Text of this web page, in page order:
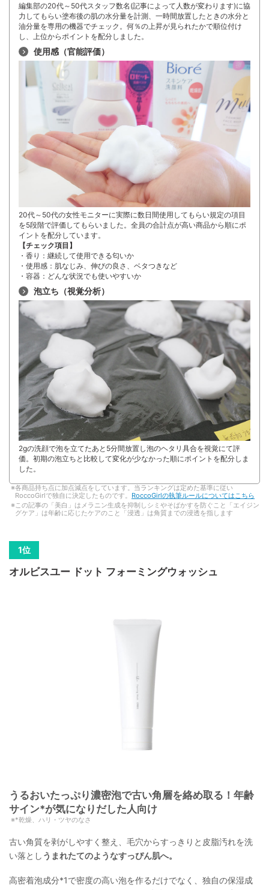
編集部の20代～50代スタッフ数名(記事によって人数が変わります)に協
力してもらい塗布後の肌の水分量を計測、一時間放置したときの水分と
油分量を専用の機器でチェック。何％の上昇が見られたかで順位付け
し、上位からポイントを配分しました。
使用感（官能評価）
20代～50代の女性モニターに実際に数日間使用してもらい規定の項目
を5段階で評価してもらいました。全員の合計点が高い商品から順にポ
イントを配分しています。
【チェック項目】
・香り：継続して使用できる匂いか
・使用感：肌なじみ、伸びの良さ、ベタつきなど
・容器：どんな状況でも使いやすいか
泡立ち（視覚分析）
2gの洗顔で泡を立てたあと5分間放置し泡のヘタリ具合を視覚にて評
価。初期の泡立ちと比較して変化が少なかった順にポイントを配分しま
した。
各商品持ち点に加点減点をしています。当ランキングは定めた基準に従い
RoccoGirlで独自に決定したものです。 RoccoGirlの執筆ルールについてはこちら
この記事の「美白」はメラニン生成を抑制しシミやそばかすを防ぐこと「エイジン
グケア」は年齢に応じたケアのこと「浸透」は角質までの浸透を指します
オルビスユー ドット フォーミングウォッシュ
うるおいたっぷり濃密泡で古い角層を絡め取る！年齢
サイン*が気になりだした人向け
*乾燥、ハリ・ツヤのなさ
古い角質を剥がしやすく整え、毛穴からすっきりと皮脂汚れを洗
い落とし うまれたてのようなすっぴん肌へ。
高密着泡成分*1で密度の高い泡を作るだけでなく、独自の保湿成